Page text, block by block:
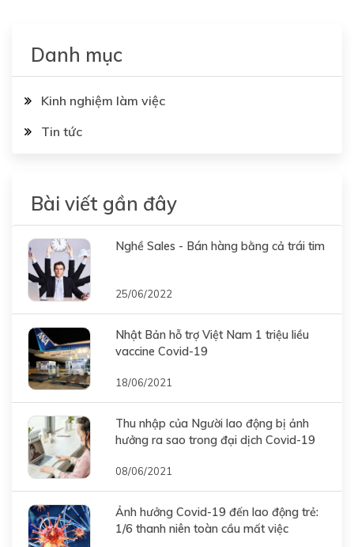
Danh mục
Kinh nghiệm làm việc
Tin tức
Bài viết gần đây
Nghề Sales - Bán hàng bằng cả trái tim
25/06/2022
Nhật Bản hỗ trợ Việt Nam 1 triệu liều
vaccine Covid-19
18/06/2021
Thu nhập của Người lao động bị ảnh
hưởng ra sao trong đại dịch Covid-19
08/06/2021
Ảnh hưởng Covid-19 đến lao động trẻ:
1/6 thanh niên toàn cầu mất việc